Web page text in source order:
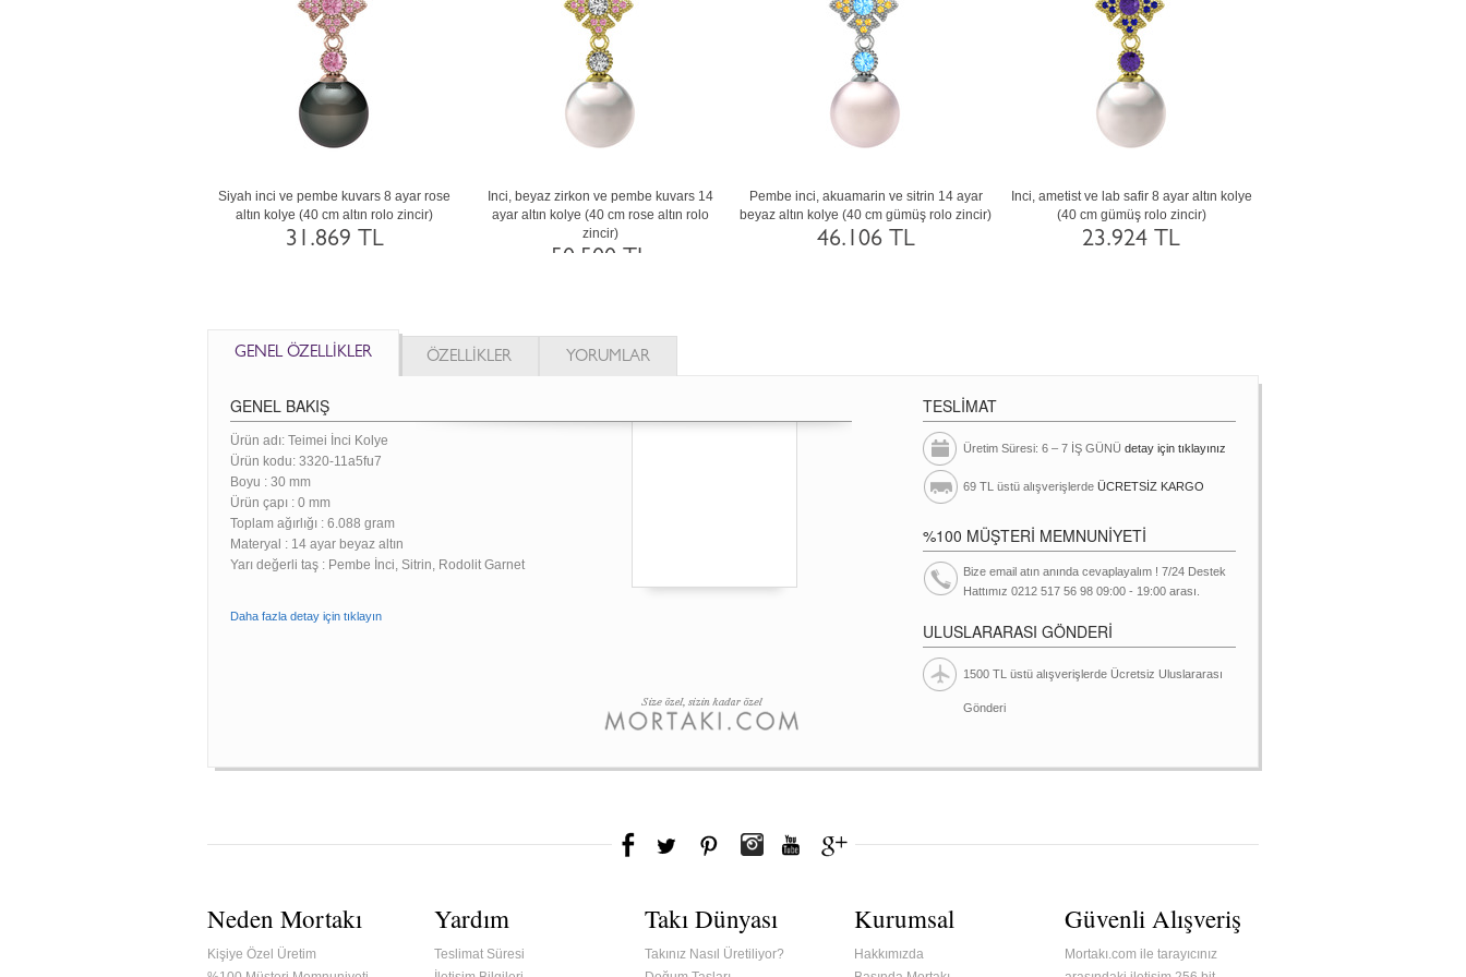
Inci, ametist ve lab safir 8 ayar altın kolye
(40 cm gümüş rolo zincir)
Siyah inci, yeşil kuvars ve dumanlı kuvars
14 ayar beyaz altın kolye (40 cm altın rolo
Pembe inci, peridot ve siyah zirkon 8 ayar
altın kolye (40 cm beyaz altın rolo zincir)
Inci, pembe kuvars ve peridot 8 ayar rose
altın kolye (40 cm rose altın rolo zincir)
Siyah inci, ametist ve sitrin 925 ayar
gümüş kolye (40 cm altın rolo zincir)
GENEL ÖZELLİKLER ÖZELLİKLER YORUMLAR
GENEL BAKIŞ
Ürün adı: Teimei İnci Kolye
Ürün kodu: 3320-11a5fu7
Boyu : 30 mm
Ürün çapı : 0 mm
Toplam ağırlığı : 6.088 gram
Materyal : 14 ayar beyaz altın
Yarı değerli taş : Pembe İnci, Sitrin, Rodolit Garnet
Daha fazla detay için tıklayın
TESLİMAT
Üretim Süresi: 6 – 7 İŞ GÜNÜ detay için tıklayınız
69 TL üstü alışverişlerde ÜCRETSİZ KARGO
%100 MÜŞTERİ MEMNUNİYETİ
Bize email atın anında cevaplayalım ! 7/24 Destek
Hattımız 0212 517 56 98 09:00 - 19:00 arası.
ULUSLARARASI GÖNDERİ
1500 TL üstü alışverişlerde Ücretsiz Uluslararası
Gönderi
Neden Mortakı
Kişiye Özel Üretim
Yardım
Teslimat Süresi
Takı Dünyası
Takınız Nasıl Üretiliyor?
Kurumsal
Hakkımızda
Güvenli Alışveriş
Mortakı.com ile tarayıcınız